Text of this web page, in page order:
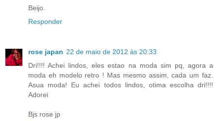
Beijo.
Responder
rose japan 22 de maio de 2012 às 20:33
Dri!!!! Achei lindos, eles estao na moda sim pq, agora a
moda eh modelo retro ! Mas mesmo assim, cada um faz.
Asua moda! Eu achei todos lindos, otima escolha dri!!!!
Adorei
Bjs rose jp